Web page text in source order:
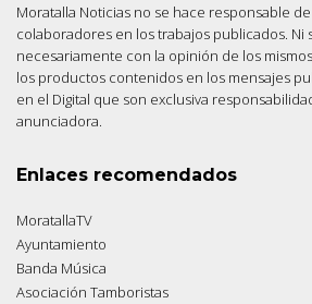
Moratalla Noticias no se hace responsable
colaboradores en los trabajos publicados. Ni
necesariamente con la opinión de los
los productos contenidos en los mensajes
en el Digital que son exclusiva
anunciadora.
Enlaces recomendados
MoratallaTV
Ayuntamiento
Banda Música
Asociación Tamboristas